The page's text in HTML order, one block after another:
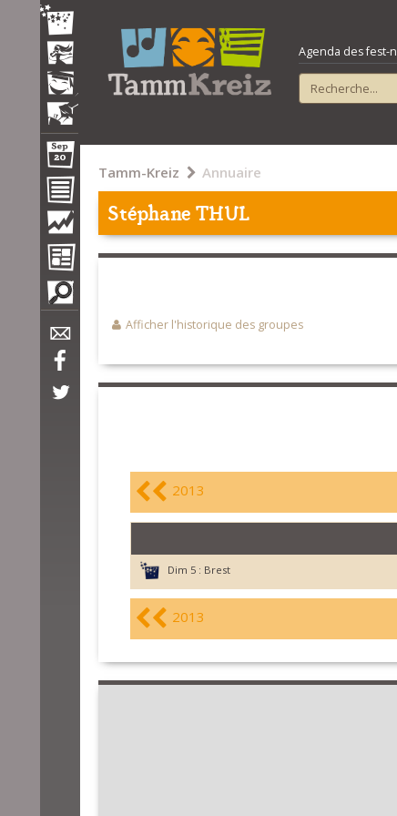
Agenda des fest-
Tamm-Kreiz Annuaire
Stéphane THUL
Afficher l'historique des groupes
2013
Dim 5 : Brest
2013